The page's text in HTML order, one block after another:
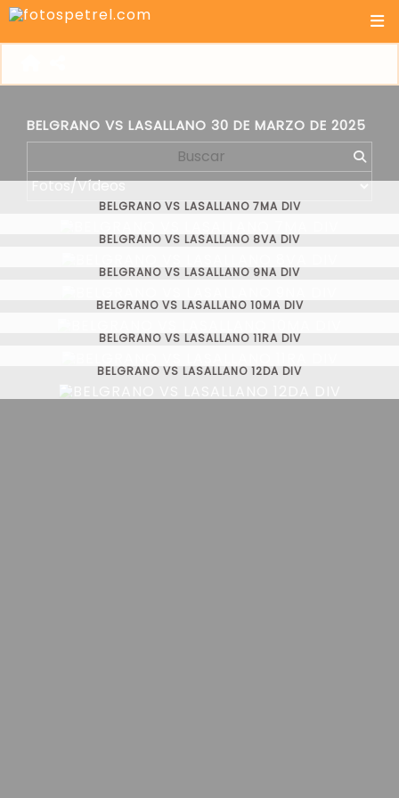
BELGRANO VS LASALLANO 30 DE MARZO DE 2025
BELGRANO VS LASALLANO 7MA DIV
BELGRANO VS LASALLANO 8VA DIV
BELGRANO VS LASALLANO 9NA DIV
BELGRANO VS LASALLANO 10MA DIV
BELGRANO VS LASALLANO 11RA DIV
BELGRANO VS LASALLANO 12DA DIV